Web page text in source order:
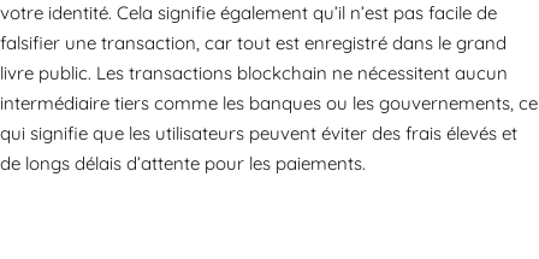
votre identité. Cela signifie également qu’il n’est pas facile de
falsifier une transaction, car tout est enregistré dans le grand
livre public. Les transactions blockchain ne nécessitent aucun
intermédiaire tiers comme les banques ou les gouvernements, ce
qui signifie que les utilisateurs peuvent éviter des frais élevés et
de longs délais d’attente pour les paiements.